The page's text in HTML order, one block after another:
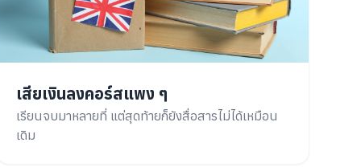
เสียเงินลงคอร์สแพง ๆ
เรียนจบมาหลายที่ แต่สุดท้ายก็ยังสื่อสารไม่ได้เหมือน
เดิม